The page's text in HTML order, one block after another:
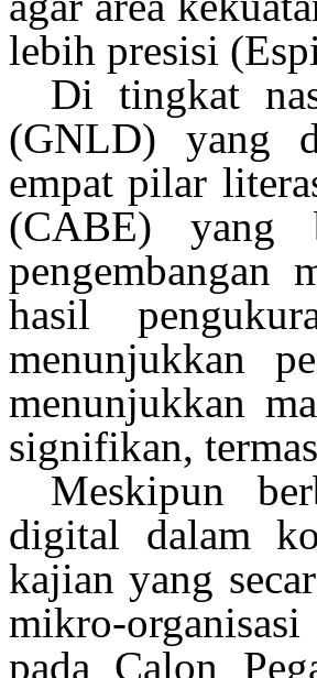
lebih presisi
Di tingkat
(GNLD) yang
empat pilar
(CABE) yang
pengembangan
hasil
menunjukkan
menunjukkan
signifikan,
Meskipun
digital dalam
kajian yang
mikro-organisasi
pada Calon